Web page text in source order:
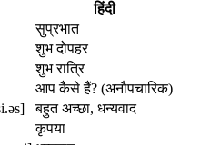
हिंदी
सुप्रभात
शुभ दोपहर
शुभ रात्रि
आप कैसे हैं? (अनौपचारिक)
बहुत अच्छा, धन्यवाद
कृपया